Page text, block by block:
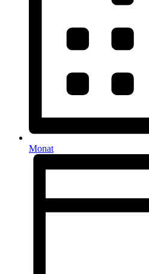
Monat